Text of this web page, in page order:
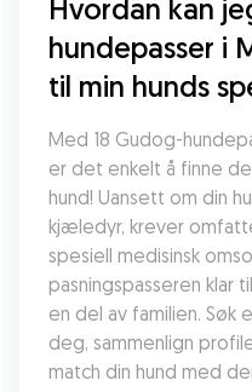
Hvordan kan
hundepasser i
til min hunds
Med 18 Gudog-
er det enkelt å finne
hund! Uansett om din
kjæledyr, krever
spesiell medisinsk
pasningspasseren klar
en del av familien.
deg, sammenlign
match din hund med